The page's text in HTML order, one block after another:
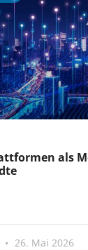
als
26. Mai 2026